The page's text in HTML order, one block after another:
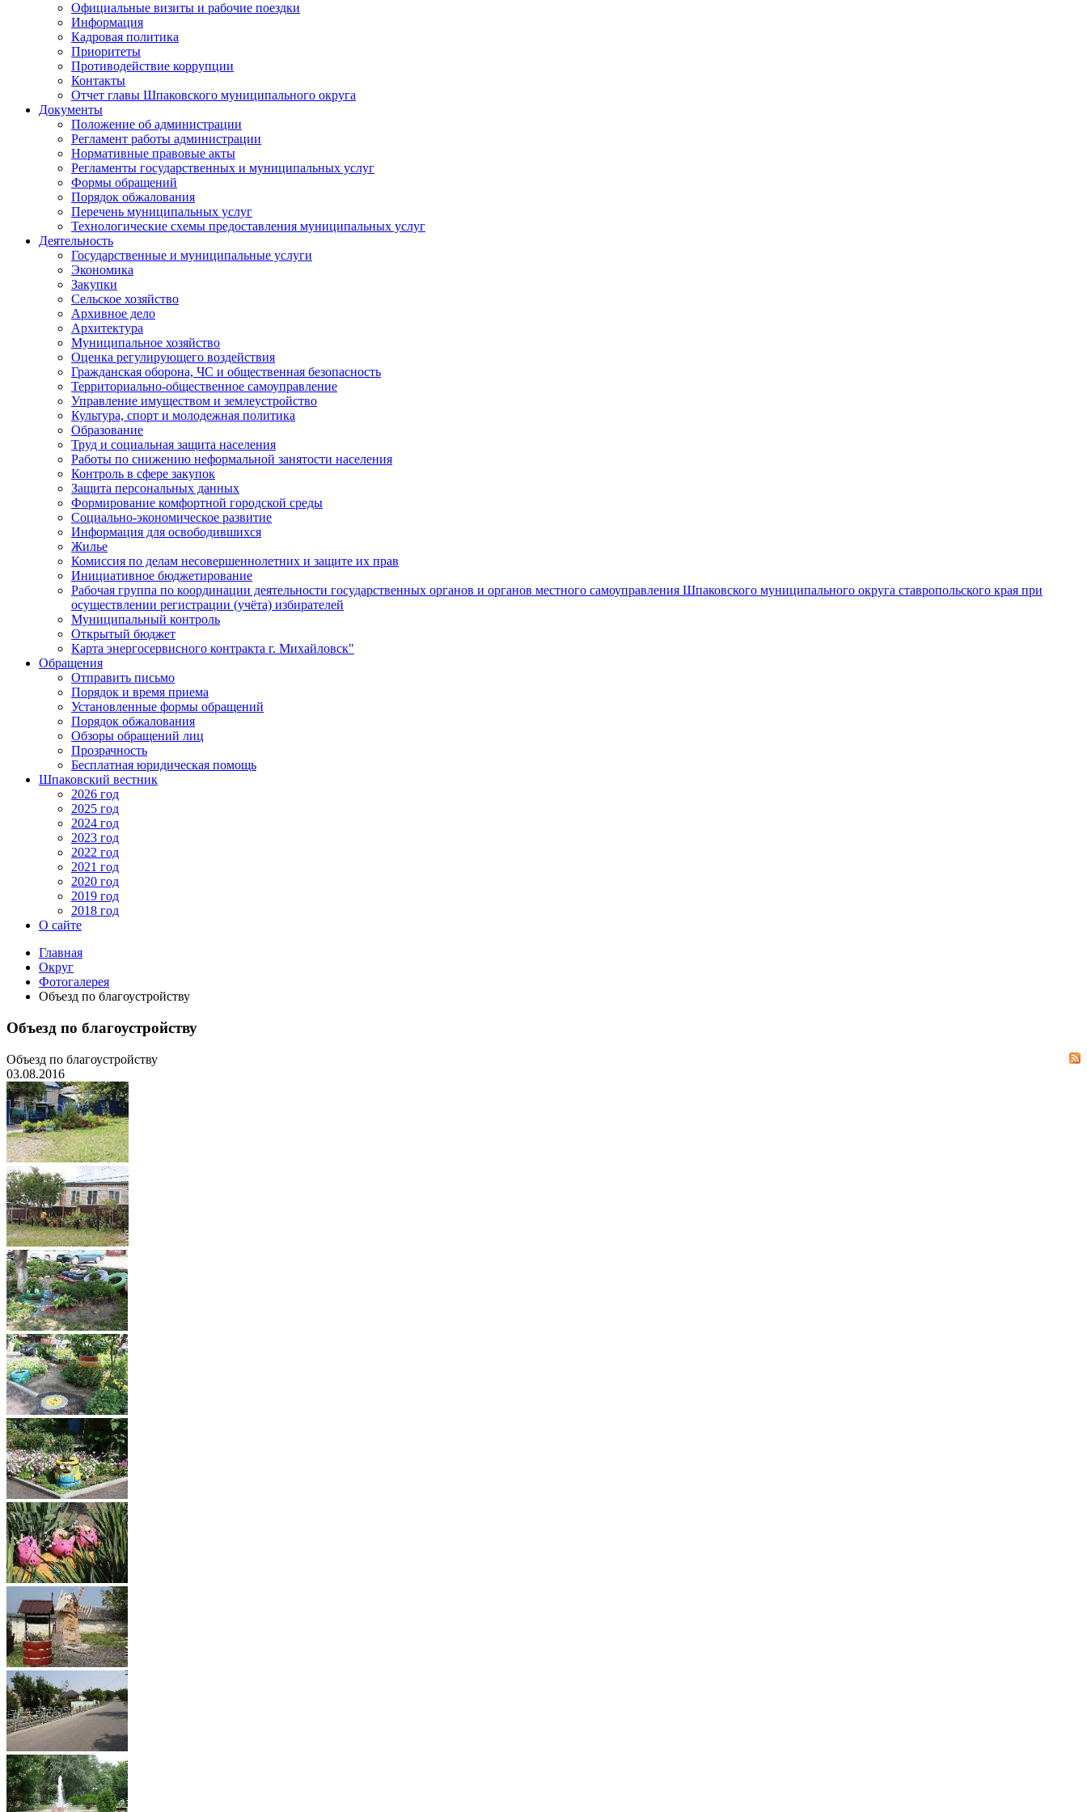
Официальные визиты и рабочие поездки
Информация
Кадровая политика
Приоритеты
Противодействие коррупции
Контакты
Отчет главы Шпаковского муниципального округа
Документы
Положение об администрации
Регламент работы администрации
Нормативные правовые акты
Регламенты государственных и муниципальных услуг
Формы обращений
Порядок обжалования
Перечень муниципальных услуг
Технологические схемы предоставления муниципальных услуг
Деятельность
Государственные и муниципальные услуги
Экономика
Закупки
Сельское хозяйство
Архивное дело
Архитектура
Муниципальное хозяйство
Оценка регулирующего воздействия
Гражданская оборона, ЧС и общественная безопасность
Территориально-общественное самоуправление
Управление имуществом и землеустройство
Культура, спорт и молодежная политика
Образование
Труд и социальная защита населения
Работы по снижению неформальной занятости населения
Контроль в сфере закупок
Защита персональных данных
Формирование комфортной городской среды
Социально-экономическое развитие
Информация для освободившихся
Жилье
Комиссия по делам несовершеннолетних и защите их прав
Инициативное бюджетирование
Рабочая группа по координации деятельности государственных органов и органов местного самоуправления Шпаковского муниципального округа ставропольского края при
осуществлении регистрации (учёта) избирателей
Муниципальный контроль
Открытый бюджет
Карта энергосервисного контракта г. Михайловск"
Обращения
Отправить письмо
Порядок и время приема
Установленные формы обращений
Порядок обжалования
Обзоры обращений лиц
Прозрачность
Бесплатная юридическая помощь
Шпаковский вестник
2026 год
2025 год
2024 год
2023 год
2022 год
2021 год
2020 год
2019 год
2018 год
О сайте
Главная
Округ
Фотогалерея
Объезд по благоустройству
Объезд по благоустройству
Объезд по благоустройству
03.08.2016